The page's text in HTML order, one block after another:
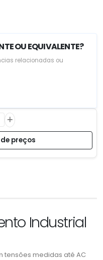
OU EQUIVALENTE?
relacionadas ou
preços
Industrial
tensões medidas até AC